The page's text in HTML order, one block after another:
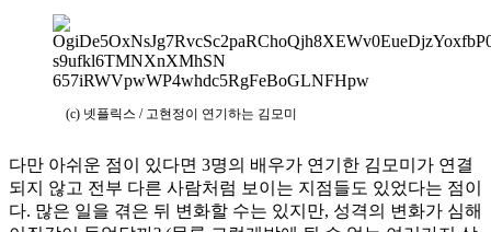
(c) 넷플릭스 / 고현정이 연기하는 김모미
다만 아쉬운 점이 있다면 3명의 배우가 연기한 김모미가 연결
되지 않고 전부 다른 사람처럼 보이는 지점들도 있었다는 점이
다. 많은 일을 겪은 뒤 변화할 수는 있지만, 성격의 변화가 심해